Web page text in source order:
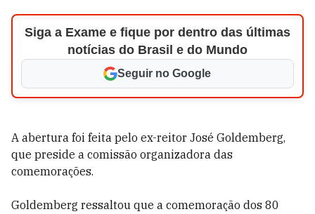
Siga a Exame e fique por dentro das últimas
notícias do Brasil e do Mundo
Seguir no Google
A abertura foi feita pelo ex-reitor José Goldemberg,
que preside a comissão organizadora das
comemorações.
Goldemberg ressaltou que a comemoração dos 80